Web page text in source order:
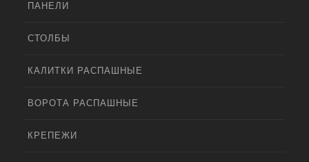
ПАНЕЛИ
СТОЛБЫ
КАЛИТКИ РАСПАШНЫЕ
ВОРОТА РАСПАШНЫЕ
КРЕПЕЖИ